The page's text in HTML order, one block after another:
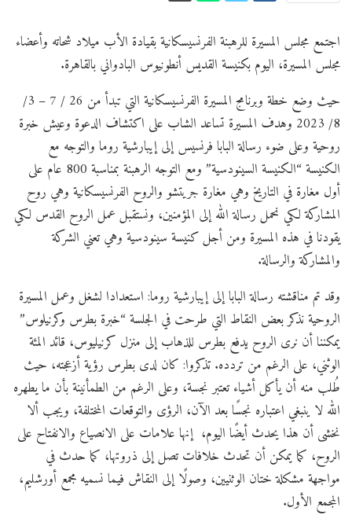
اجتمع مجلس المسيرة للرهبنة الفرنسيسكانية بقيادة الأب ميلاد شحاته وأعضاء
مجلس المسيرة، اليوم بكنيسة القديس أنطونيوس البادواني بالقاهرة.
حيث وضع خطة وبرنامج المسيرة الفرنسيسكانية التي تبدأ من 26 / 7 – 3/
8/ 2023 وهدف المسيرة تساعد الشاب على اكتشاف الدعوة وعيش خبرة
روحية وعلى ضوء رسالة البابا فرنسيس إلى إيبارشية روما والتوجه مع
الكنيسة “الكنيسة السينودسية” ومع التوجه الرهبنة بمناسبة 800 عام على
أول مغارة في التاريخ وهي مغارة جريتشو والروح الفرنسيسكانية وهي روح
المشاركة لكي نحمل رسالة الله إلى المؤمنين، ونستقبل عمل الروح القدس لكي
يقودنا في هذه المسيرة ومن أجل كنيسة سينودسية وهي تعني الشركة
والمشاركة والرسالة.
وقد تم مناقشته رسالة البابا إلى إيبارشية روما: استعدادا لشغل وعمل المسيرة
الروحية نذكر بعض النقاط التي طرحت في الجلسة “خبرة بطرس وكرنيلوس”
يمكننا أن نرى الروح يدفع بطرس للذهاب إلى منزل كرنيليوس، قائد المئة
الوثني، على الرغم من تردده. تذكروا: كان لدى بطرس رؤية أزعجته، حيث
طُلب منه أن يأكل أشياء تعتبر نجسة، وعلى الرغم من الطمأنينة بأن ما يطهره
الله لا ينبغي اعتباره نجسًا بعد الآن، الرؤى والتوقعات المختلفة، ويجب ألا
نخشى أن هذا يحدث أيضًا اليوم، إنها علامات على الانصياع والانفتاح على
الروح، كما يمكن أن تحدث خلافات تصل إلى ذروتها، كما حدث في
مواجهة مشكلة ختان الوثنيين، وصولًا إلى النقاش فيما نسميه مجمع أورشليم،
المجمع الأول.